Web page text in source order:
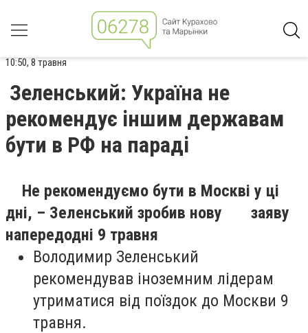
10:50, 8 травня
Зеленський: Україна не
рекомендує іншим державам
бути в РФ на параді
Не рекомендуємо бути в Москві у ці
дні, – Зеленський зробив нову заяву
напередодні 9 травня
Володимир Зеленський
рекомендував іноземним лідерам
утриматися від поїздок до Москви 9
травня.